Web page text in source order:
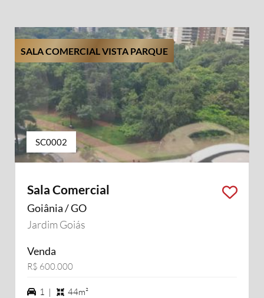
SALA COMERCIAL VISTA PARQUE
SC0002
Sala Comercial
Goiânia / GO
Jardim Goiás
Venda
R$ 600.000
1 vagas na garagem
1 | 44m²